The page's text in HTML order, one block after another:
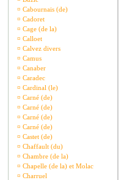
¤ Cabournais (de)
¤ Cadoret
¤ Cage (de la)
¤ Calloet
¤ Calvez divers
¤ Camus
¤ Canaber
¤ Caradec
¤ Cardinal (le)
¤ Carné (de)
¤ Carné (de)
¤ Carné (de)
¤ Carné (de)
¤ Castet (de)
¤ Chaffault (du)
¤ Chambre (de la)
¤ Chapelle (de la) et Molac
¤ Charruel